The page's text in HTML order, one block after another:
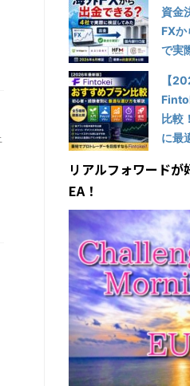
資金
FX
で実
【
比較
に最
リアルフォワード
EA！